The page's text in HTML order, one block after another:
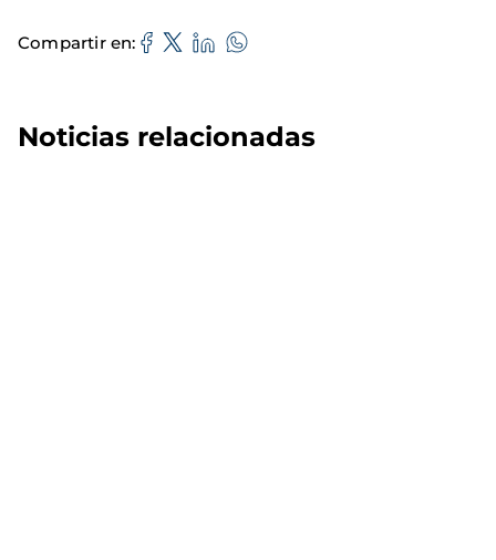
Compartir en
Noticias relacionadas